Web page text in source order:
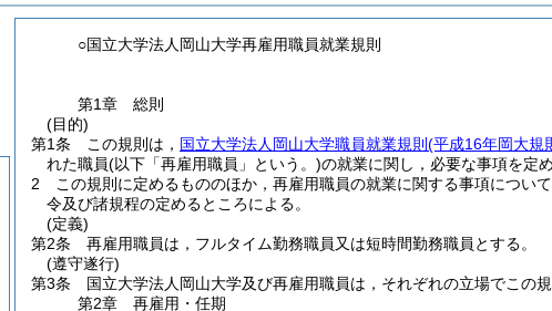
○国立大学法人岡山大学再雇用職員就業規則
第1章
総則
(目的)
第1条
この規則は， 国立大学法人岡山大学職員就業規則 (平成16年岡大規
れた職員(以下「再雇用職員」という。)の就業に関し，必要な事項を定め
2
この規則に定めるもののほか，再雇用職員の就業に関する事項につい
令及び諸規程の定めるところによる。
(定義)
第2条
再雇用職員は，フルタイム勤務職員又は短時間勤務職員とする。
(遵守遂行)
第3条
国立大学法人岡山大学及び再雇用職員は，それぞれの立場でこの
第2章
再雇用・任期